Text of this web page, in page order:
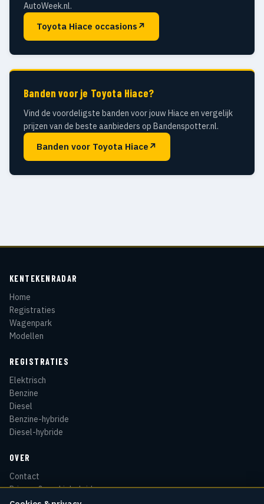
AutoWeek.nl.
Toyota Hiace occasions ↗
Banden voor je Toyota Hiace?
Vind de voordeligste banden voor jouw Hiace en vergelijk
prijzen van de beste aanbieders op Bandenspotter.nl.
Banden voor Toyota Hiace ↗
KENTEKENRADAR
Home
Registraties
Wagenpark
Modellen
REGISTRATIES
Elektrisch
Benzine
Diesel
Benzine-hybride
Diesel-hybride
OVER
Contact
Privacy & cookiebeleid